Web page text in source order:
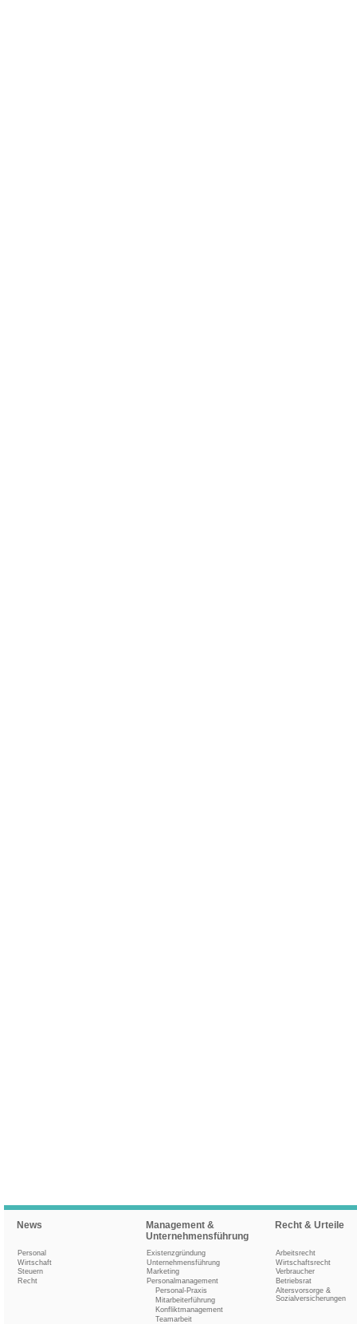
News
Personal
Wirtschaft
Steuern
Recht
Management &
Unternehmensführung
Existenzgründung
Unternehmensführung
Marketing
Personalmanagement
Personal-Praxis
Mitarbeiterführung
Konfliktmanagement
Teamarbeit
Recht & Urteile
Arbeitsrecht
Wirtschaftsrecht
Verbraucher
Betriebsrat
Altersvorsorge &
Sozialversicherungen